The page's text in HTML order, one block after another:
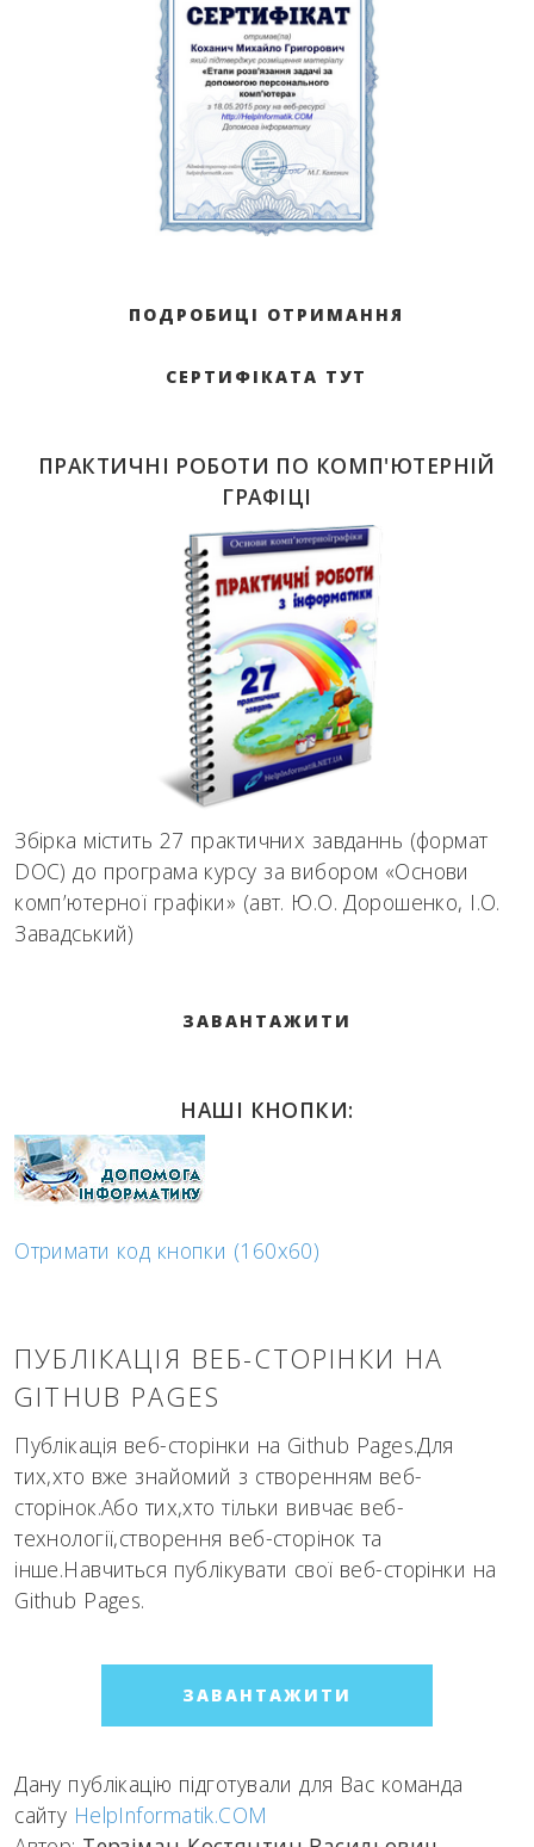
ПОДРОБИЦІ ОТРИМАННЯ
СЕРТИФІКАТА ТУТ
ПРАКТИЧНІ РОБОТИ ПО КОМП'ЮТЕРНІЙ
ГРАФІЦІ
Збірка містить 27 практичних завданнь (формат
DOC) до програма курсу за вибором «Основи
комп’ютерної графіки» (авт. Ю.О. Дорошенко, І.О.
Завадський)
ЗАВАНТАЖИТИ
НАШІ КНОПКИ:
Отримати код кнопки (160x60)
ПУБЛІКАЦІЯ ВЕБ-СТОРІНКИ НА
GITHUB PAGES
Публікація веб-сторінки на Github Pages.Для
тих,хто вже знайомий з створенням веб-
сторінок.Або тих,хто тільки вивчає веб-
технології,створення веб-сторінок та
інше.Навчиться публікувати свої веб-сторінки на
Github Pages.
ЗАВАНТАЖИТИ
Дану публікацію підготували для Вас команда
сайту HelpInformatik.COM